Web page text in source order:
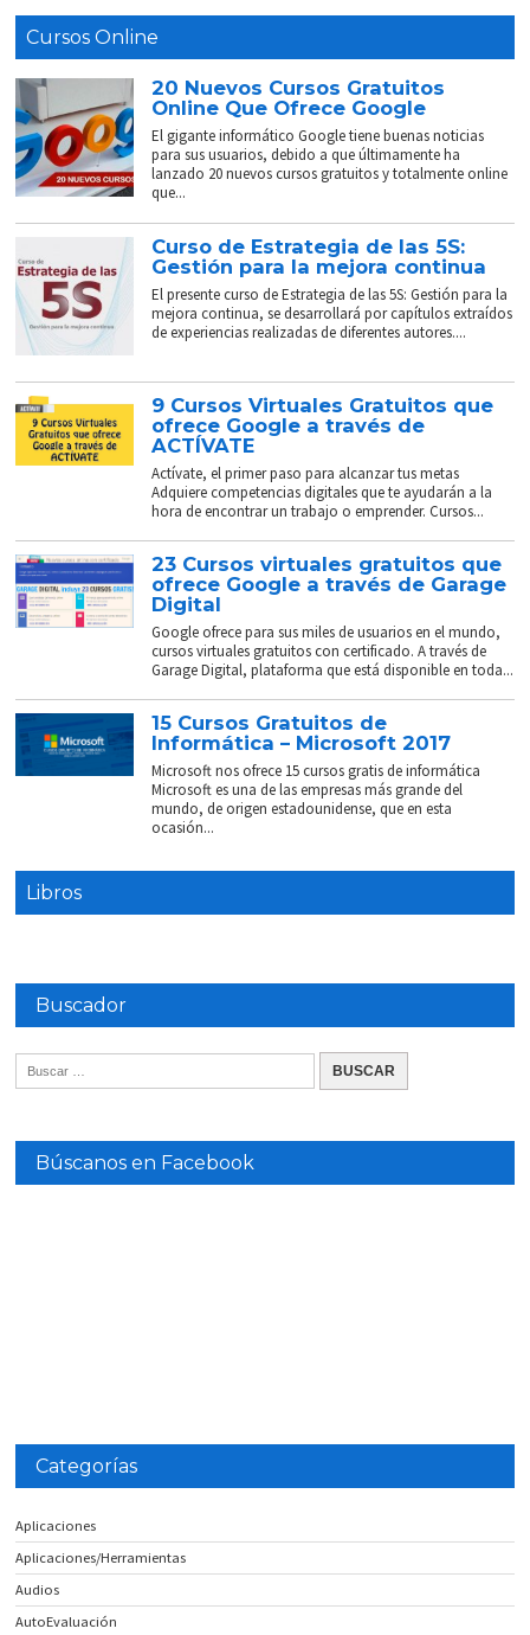
Cursos Online
20 Nuevos Cursos Gratuitos
Online Que Ofrece Google
El gigante informático Google tiene buenas noticias
para sus usuarios, debido a que últimamente ha
lanzado 20 nuevos cursos gratuitos y totalmente online
que...
Curso de Estrategia de las 5S:
Gestión para la mejora continua
El presente curso de Estrategia de las 5S: Gestión para la
mejora continua, se desarrollará por capítulos extraídos
de experiencias realizadas de diferentes autores....
9 Cursos Virtuales Gratuitos que
ofrece Google a través de
ACTÍVATE
Actívate, el primer paso para alcanzar tus metas
Adquiere competencias digitales que te ayudarán a la
hora de encontrar un trabajo o emprender. Cursos...
23 Cursos virtuales gratuitos que
ofrece Google a través de Garage
Digital
Google ofrece para sus miles de usuarios en el mundo,
cursos virtuales gratuitos con certificado. A través de
Garage Digital, plataforma que está disponible en toda...
15 Cursos Gratuitos de
Informática – Microsoft 2017
Microsoft nos ofrece 15 cursos gratis de informática
Microsoft es una de las empresas más grande del
mundo, de origen estadounidense, que en esta
ocasión...
Libros
Buscador
Búscanos en Facebook
Categorías
Aplicaciones
Aplicaciones/Herramientas
Audios
AutoEvaluación